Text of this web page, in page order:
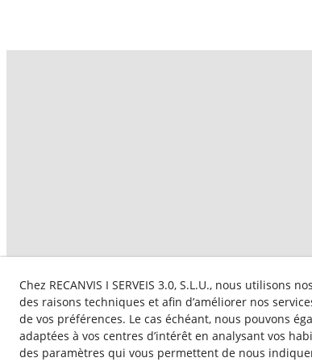
Aquesta
Chez RECANVIS I SERVEIS 3.0, S.L.U., nous
des raisons techniques et afin d’améliorer nos
de vos préférences. Le cas échéant, nous pouvons
adaptées à vos centres d’intérêt en analysant vos
des paramètres qui vous permettent de nous